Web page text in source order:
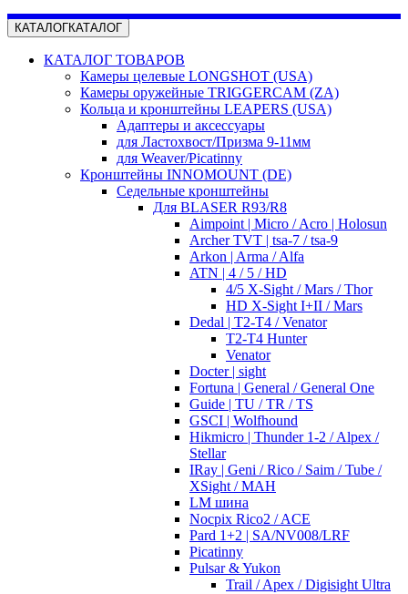
КАТАЛОГКАТАЛОГ
КАТАЛОГ ТОВАРОВ
Камеры целевые LONGSHOT (USA)
Камеры оружейные TRIGGERCAM (ZA)
Кольца и кронштейны LEAPERS (USA)
Адаптеры и аксессуары
для Ластохвост/Призма 9-11мм
для Weaver/Picatinny
Кронштейны INNOMOUNT (DE)
Седельные кронштейны
Для BLASER R93/R8
Aimpoint | Micro / Acro | Holosun
Archer TVT | tsa-7 / tsa-9
Arkon | Arma / Alfa
ATN | 4 / 5 / HD
4/5 X-Sight / Mars / Thor
HD X-Sight I+II / Mars
Dedal | T2-T4 / Venator
T2-T4 Hunter
Venator
Docter | sight
Fortuna | General / General One
Guide | TU / TR / TS
GSCI | Wolfhound
Hikmicro | Thunder 1-2 / Alpex /
Stellar
IRay | Geni / Rico / Saim / Tube /
XSight / MAH
LM шина
Nocpix Rico2 / ACE
Pard 1+2 | SA/NV008/LRF
Picatinny
Pulsar & Yukon
Trail / Apex / Digisight Ultra